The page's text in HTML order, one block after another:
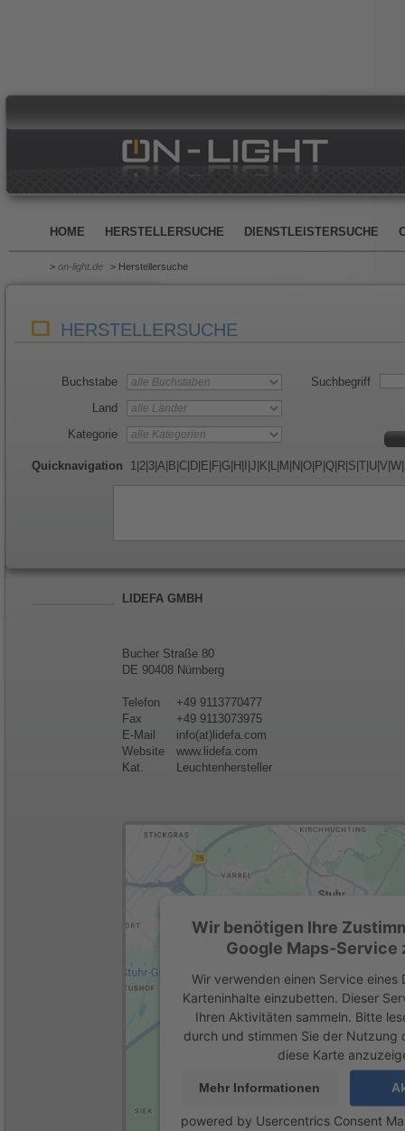
HOME HERSTELLERSUCHE DIENSTLEISTERSUCHE
> on-light.de > Herstellersuche
HERSTELLERSUCHE
Buchstabe
Land
Kategorie
Suchbegriff
Quicknavigation 1 2 3 A B C D E F G H J K L M N O P Q R S T U V W
LIDEFA GMBH
Bucher Straße 80
DE 90408 Nürnberg
Telefon
+49 9113770477
Fax
+49 9113073975
E-Mail
info(at)lidefa.com
Website
www.lidefa.com
Kat.
Leuchtenhersteller
Wir benötigen Ihre
Google Maps-Service
Wir verwenden einen Service eines
Karteninhalte einzubetten. Dieser
Ihren Aktivitäten sammeln. Bitte
durch und stimmen Sie der Nutzung
diese Karte
Mehr Informationen
powered by Usercentrics Consent